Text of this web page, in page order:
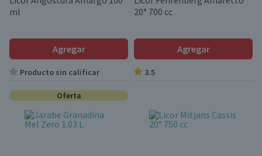
ml
Agregar
Producto sin calificar
20° 700 cc
Agregar
3.5
Oferta